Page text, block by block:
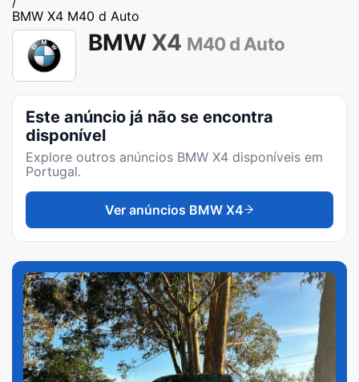
BMW X4 M40 d Auto
BMW X4 M40 d Auto
Este anúncio já não se encontra
disponível
Explore outros anúncios BMW X4 disponíveis em
Portugal.
Ver anúncios BMW X4